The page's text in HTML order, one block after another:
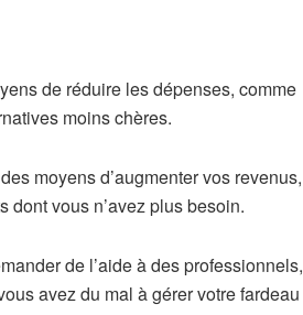
de réduire les dépenses, comme
moins chères.
moyens d’augmenter vos revenus,
vous n’avez plus besoin.
de l’aide à des professionnels,
avez du mal à gérer votre fardeau